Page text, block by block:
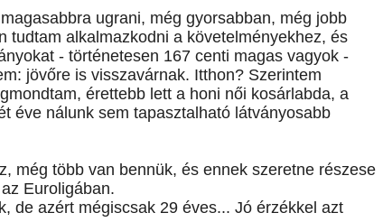
ugrani, még gyorsabban, még jobb
tudtam alkalmazkodni a követelményekhez, és
- történetesen 167 centi magas vagyok -
jövőre is visszavárnak. Itthon? Szerintem
érettebb lett a honi női kosárlabda, a
éve nálunk sem tapasztalható látványosabb
még több van bennük, és ennek szeretne részese
Euroligában.
de azért mégiscsak 29 éves... Jó érzékkel azt